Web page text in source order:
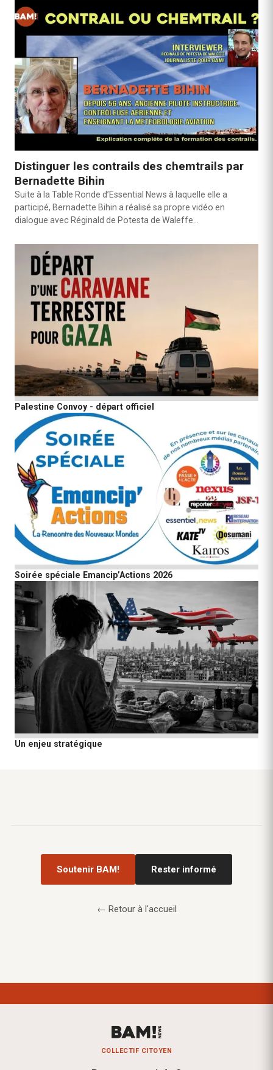
Distinguer les contrails des chemtrails par
Bernadette Bihin
Suite à la Table Ronde d’Essential News à laquelle elle a
participé, Bernadette Bihin a réalisé sa propre vidéo en
dialogue avec Réginald de Potesta de Waleffe…
Palestine Convoy - départ officiel
Soirée spéciale Emancip’Actions 2026
Un enjeu stratégique
Soutenir BAM! Rester informé
← Retour à l'accueil
COLLECTIF CITOYEN